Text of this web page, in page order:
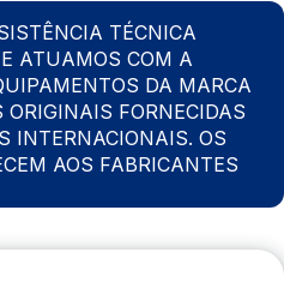
TÉCNICA
ATUAMOS COM A
DA MARCA
ORIGINAIS FORNECIDAS
INTERNACIONAIS. OS
AOS FABRICANTES